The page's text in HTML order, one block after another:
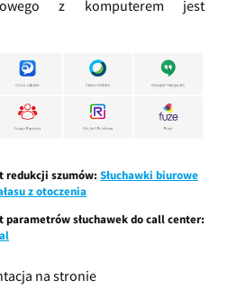
z komputerem jest
redukcji szumów: Słuchawki biurowe
z otoczenia
parametrów słuchawek do call center:
na stronie